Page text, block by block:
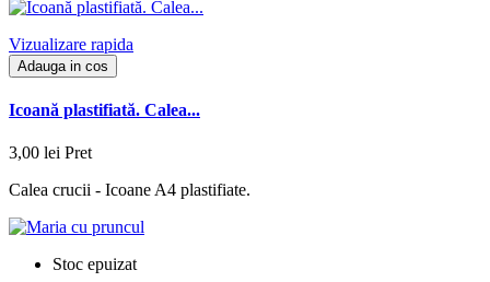
Vizualizare rapida
Adauga in cos
Icoană plastifiată. Calea...
3,00 lei Pret
Calea crucii - Icoane A4 plastifiate.
Stoc epuizat